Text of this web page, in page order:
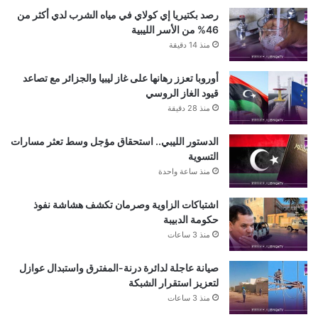
رصد بكتيريا إي كولاي في مياه الشرب لدي أكثر من
46% من الأسر الليبية
منذ 14 دقيقة
أوروبا تعزز رهانها على غاز ليبيا والجزائر مع تصاعد
قيود الغاز الروسي
منذ 28 دقيقة
الدستور الليبي.. استحقاق مؤجل وسط تعثر مسارات
التسوية
منذ ساعة واحدة
اشتباكات الزاوية وصرمان تكشف هشاشة نفوذ
حكومة الدبيبة
منذ 3 ساعات
صيانة عاجلة لدائرة درنة-المفترق واستبدال عوازل
لتعزيز استقرار الشبكة
منذ 3 ساعات